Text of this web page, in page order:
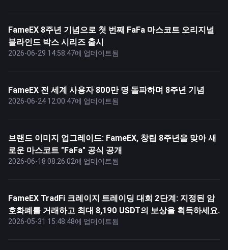
FameEX 8주년 기념으로 첫 번째 FaFa 마스코트 오리지널
블라인드 박스 시리즈 출시
2026-06-29 14:58:47에 업데이트됨
FameEX 전 세계 사용자 800만 명 돌파하며 8주년 기념
2026-06-24 12:00:47에 업데이트됨
브랜드 이미지 업그레이드: FameEX, 창립 8주년을 맞아 새
로운 마스코트 "FaFa" 공식 공개
2026-06-18 08:26:02에 업데이트됨
FameEX TradFi 크레이지 트레이딩 대회 2단계: 지정된 암
호화폐를 거래하고 최대 8,190 USDT의 보상을 획득하세요.
2026-05-31 15:48:48에 업데이트됨